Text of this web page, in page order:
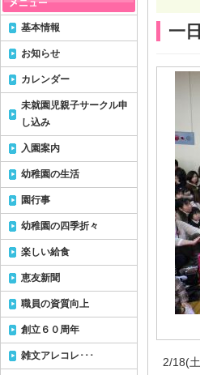
一
2/18(
基本情報
お知らせ
カレンダー
未就園児親子サークル申
し込み
入園案内
幼稚園の生活
園行事
幼稚園の四季折々
楽しい給食
恵友新聞
職員の資質向上
創立６０周年
雑文アレコレ･･･